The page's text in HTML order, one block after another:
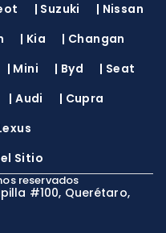
| Suzuki | Nissan
| Kia | Changan
| Mini | Byd | Seat
|Audi | Cupra
Sitio
reservados
#100, Querétaro,